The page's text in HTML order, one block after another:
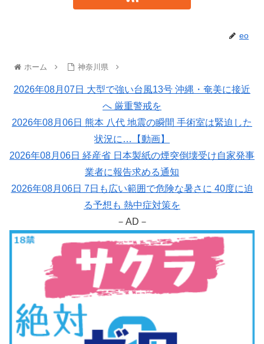
eo
ホーム 神奈川県
2026年08月07日 大型で強い台風13号 沖縄・奄美に接近
へ 厳重警戒を
2026年08月06日 熊本 八代 地震の瞬間 手術室は緊迫した
状況に…【動画】
2026年08月06日 経産省 日本製紙の煙突倒壊受け自家発事
業者に報告求める通知
2026年08月06日 7日も広い範囲で危険な暑さに 40度に迫
る予想も 熱中症対策を
－AD－